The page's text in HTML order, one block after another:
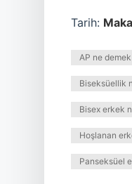
Tarih:
AP ne
Biseksüellik
Bisex erkek
Hoşlanan
Panseksüel